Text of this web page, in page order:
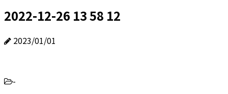
2022-12-26 13 58 12
2023/01/01
-